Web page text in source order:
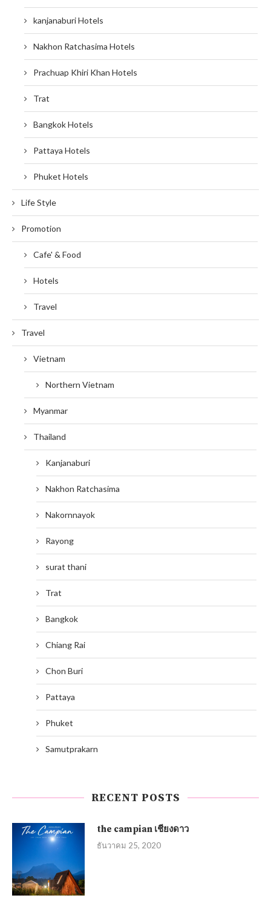
kanjanaburi Hotels
Nakhon Ratchasima Hotels
Prachuap Khiri Khan Hotels
Trat
Bangkok Hotels
Pattaya Hotels
Phuket Hotels
Life Style
Promotion
Cafe' & Food
Hotels
Travel
Travel
Vietnam
Northern Vietnam
Myanmar
Thailand
Kanjanaburi
Nakhon Ratchasima
Nakornnayok
Rayong
surat thani
Trat
Bangkok
Chiang Rai
Chon Buri
Pattaya
Phuket
Samutprakarn
RECENT POSTS
the campian เชียงดาว
ธันวาคม 25, 2020